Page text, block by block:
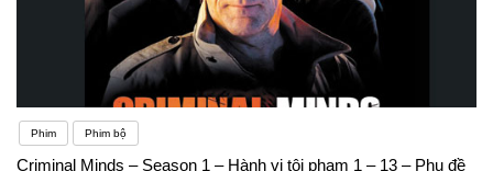
Phim Phim bộ
Criminal Minds – Season 1 – Hành vi tội phạm 1 – 13 – Phụ đề